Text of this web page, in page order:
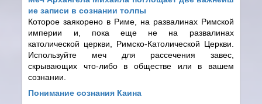
ие записи в сознании толпы
Которое заякорено в Риме, на развалинах Римской
империи и, пока еще не на развалинах
католической церкви, Римско-Католической Церкви.
Используйте меч для рассечения завес,
скрывающих что-либо в обществе или в вашем
сознании.
Понимание сознания Каина